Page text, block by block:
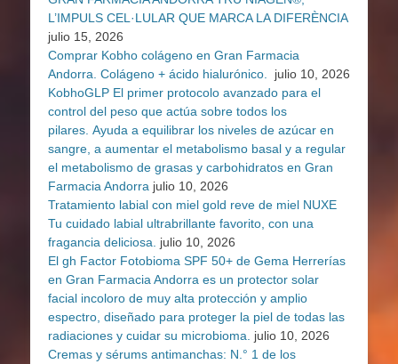
L’IMPULS CEL·LULAR QUE MARCA LA DIFERÈNCIA
julio 15, 2026
Comprar Kobho colágeno en Gran Farmacia
Andorra. Colágeno + ácido hialurónico.
julio 10, 2026
KobhoGLP El primer protocolo avanzado para el
control del peso que actúa sobre todos los
pilares. Ayuda a equilibrar los niveles de azúcar en
sangre, a aumentar el metabolismo basal y a regular
el metabolismo de grasas y carbohidratos en Gran
Farmacia Andorra julio 10, 2026
Tratamiento labial con miel gold reve de miel NUXE
Tu cuidado labial ultrabrillante favorito, con una
fragancia deliciosa.
julio 10, 2026
El gh Factor Fotobioma SPF 50+ de Gema Herrerías
en Gran Farmacia Andorra es un protector solar
facial incoloro de muy alta protección y amplio
espectro, diseñado para proteger la piel de todas las
radiaciones y cuidar su microbioma.
julio 10, 2026
Cremas y sérums antimanchas: N.° 1 de los